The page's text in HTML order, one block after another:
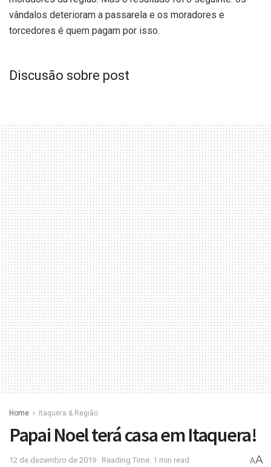
vândalos deterioram a passarela e os moradores e
torcedores é quem pagam por isso.
Discusão sobre post
Home Itaquera & Região
Papai Noel terá casa em Itaquera!
12 de dezembro de 2019 Reading Time: 1 min read AA